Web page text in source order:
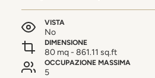
VISTA
No
DIMENSIONE
80 mq - 861.11 sq.ft
OCCUPAZIONE MASSIMA
5